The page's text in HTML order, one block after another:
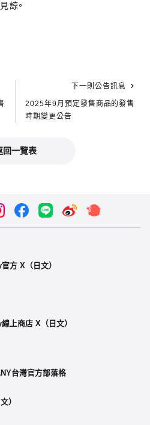
諒。
下一則公告訊息
2025年9月預定發售商品的發售
時期變更公告
回一覽表
方 X（日文）
上商店 X（日文）
台灣官方部落格
）